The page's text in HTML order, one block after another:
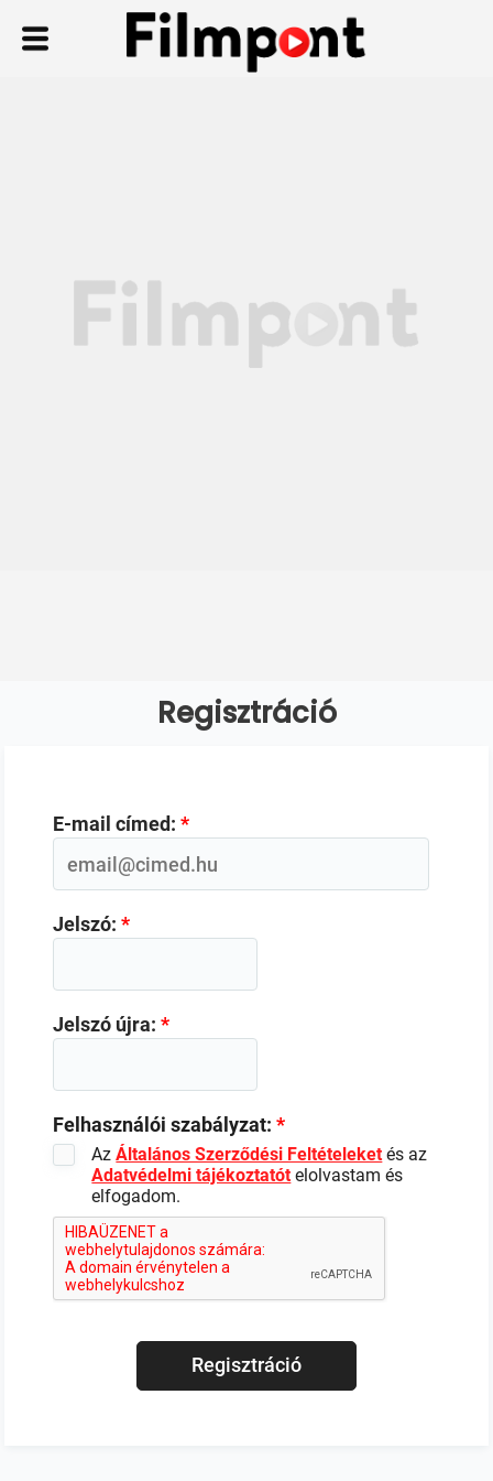
Regisztráció
E-mail címed:*
Jelszó:*
Jelszó újra:*
Felhasználói szabályzat:*
AzÁltalános Szerződési Feltételeket és az
Adatvédelmi tájékoztatót elolvastam és
elfogadom.
Regisztráció